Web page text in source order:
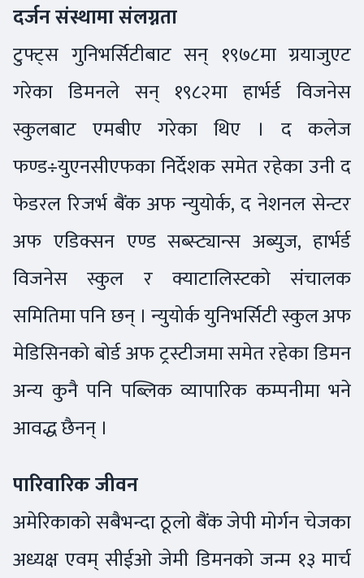
दर्जन संस्थामा संलग्नता
टुफ्ट्स गुनिभर्सिटीबाट सन् १९७८मा ग्रयाजुएट
गरेका डिमनले सन् १९८२मा हार्भर्ड विजनेस
स्कुलबाट एमबीए गरेका थिए । द कलेज
फण्ड÷युएनसीएफका निर्देशक समेत रहेका उनी द
फेडरल रिजर्भ बैंक अफ न्युयोर्क, द नेशनल सेन्टर
अफ एडिक्सन एण्ड सब्स्ट्यान्स अब्युज, हार्भर्ड
विजनेस स्कुल र क्याटालिस्टको संचालक
समितिमा पनि छन् । न्युयोर्क युनिभर्सिटी स्कुल अफ
मेडिसिनको बोर्ड अफ ट्रस्टीजमा समेत रहेका डिमन
अन्य कुनै पनि पब्लिक व्यापारिक कम्पनीमा भने
आवद्ध छैनन् ।
पारिवारिक जीवन
अमेरिकाको सबैभन्दा ठूलो बैंक जेपी मोर्गन चेजका
अध्यक्ष एवम् सीईओ जेमी डिमनको जन्म १३ मार्च